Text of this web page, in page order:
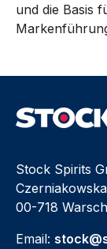
und die Basis
Stock Spirits
00-718
Email: